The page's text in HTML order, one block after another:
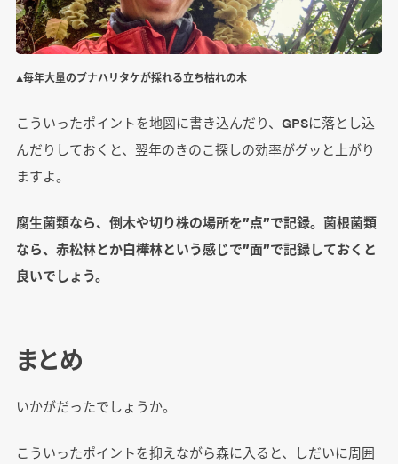
▲毎年大量のブナハリタケが採れる立ち枯れの木
こういったポイントを地図に書き込んだり、GPSに落とし込
んだりしておくと、翌年のきのこ探しの効率がグッと上がり
ますよ。
腐生菌類なら、倒木や切り株の場所を”点”で記録。菌根菌類
なら、赤松林とか白樺林という感じで”面”で記録しておくと
良いでしょう。
まとめ
いかがだったでしょうか。
こういったポイントを抑えながら森に入ると、しだいに周囲